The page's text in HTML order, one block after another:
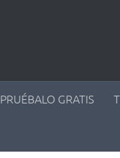
PRUÉBALO GRATIS